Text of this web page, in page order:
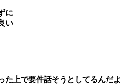
に
い
た上で要件話そうとしてるんだよ